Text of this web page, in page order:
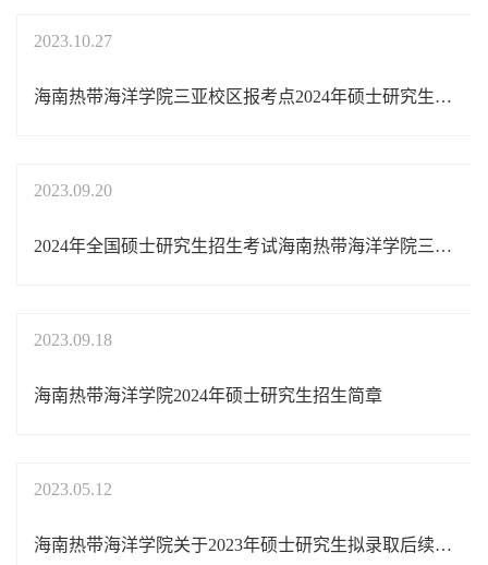
2023.10.27
海南热带海洋学院三亚校区报考点2024年硕士研究生招生考试网上确认公告
2023.09.20
2024年全国硕士研究生招生考试海南热带海洋学院三亚校区报考点公告
2023.09.18
海南热带海洋学院2024年硕士研究生招生简章
2023.05.12
海南热带海洋学院关于2023年硕士研究生拟录取后续相关事项的通知